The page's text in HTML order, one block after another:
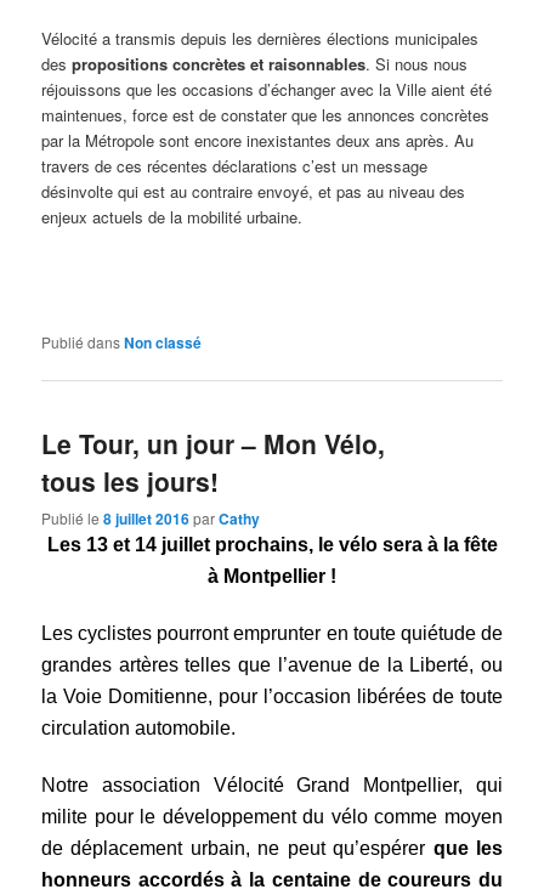
Vélocité a transmis depuis les dernières élections municipales
despropositions concrètes et raisonnables. Si nous nous
réjouissons que les occasions d’échanger avec la Ville aient été
maintenues, force est de constater que les annonces concrètes
par la Métropole sont encore inexistantes deux ans après. Au
travers de ces récentes déclarations c’est un message
désinvolte qui est au contraire envoyé, et pas au niveau des
enjeux actuels de la mobilité urbaine.
Publié dansNon classé
Le Tour, un jour – Mon Vélo,
tous les jours!
Publié le8 juillet 2016parCathy
Les 13 et 14 juillet prochains, le vélo sera à la fête
à Montpellier !
Les cyclistes pourront emprunter en toute quiétude de
grandes artères telles que l’avenue de la Liberté, ou
la Voie Domitienne, pour l’occasion libérées de toute
circulation automobile.
Notre association Vélocité Grand Montpellier, qui
milite pour le développement du vélo comme moyen
de déplacement urbain, ne peut qu’espérer que les
honneurs accordés à la centaine de coureurs du